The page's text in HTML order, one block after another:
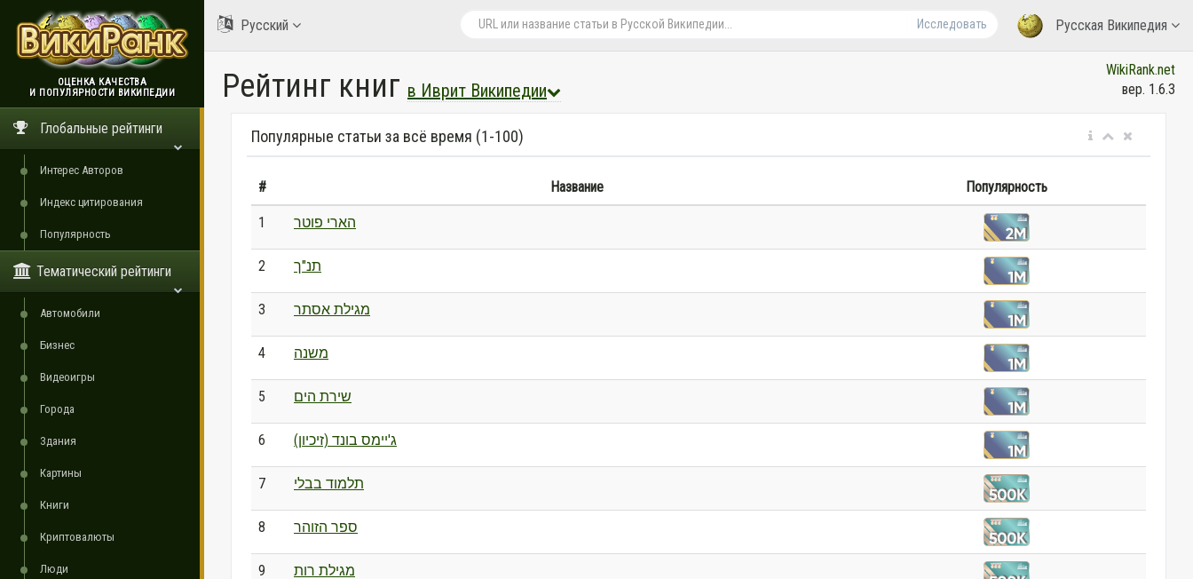
ВикиРанк
ОЦЕНКА КАЧЕСТВА
И ПОПУЛЯРНОСТИ ВИКИПЕДИИ
Глобальные рейтинги
Интерес Авторов
Индекс цитирования
Популярность
Тематический рейтинги
Автомобили
Бизнес
Видеоигры
Города
Здания
Картины
Книги
Криптовалюты
Люди
Русская Википедия
Исследовать
Русский
Рейтинг книг в Иврит Википедии
WikiRank.net
вер. 1.6.3
Популярные статьи за всё время (1-100)
# Название Популярность
1 הארי פוטר
2 תנ"ך
3 מגילת אסתר
4 משנה
5 שירת הים
6 ג'יימס בונד (זיכיון)
7 תלמוד בבלי
8 ספר הזוהר
9 מגילת רות